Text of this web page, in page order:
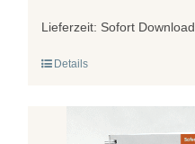
Lieferzeit: Sofort Download
Details